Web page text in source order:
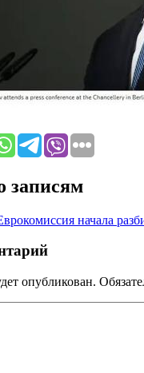
записям
начала
опубликован.